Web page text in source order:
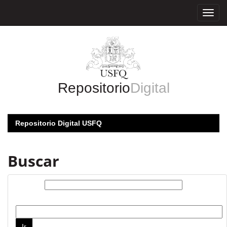
RepositorioDigital
Repositorio Digital USFQ
Buscar